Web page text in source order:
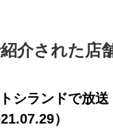
介された店
シランドで放送
）